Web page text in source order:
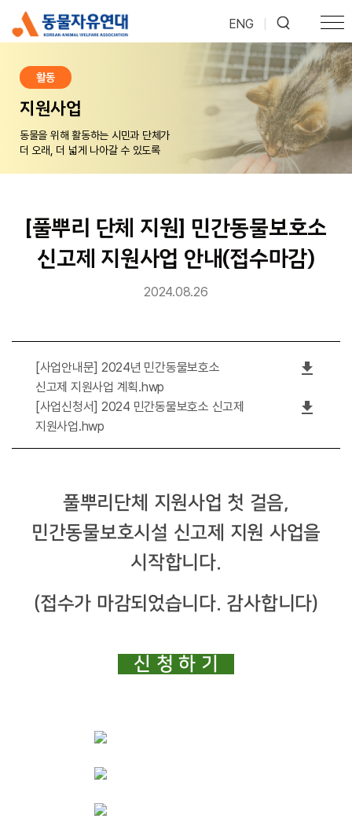
ENG
활동
지원사업
동물을 위해 활동하는 시민과 단체가
더 오래, 더 넓게 나아갈 수 있도록
[풀뿌리 단체 지원] 민간동물보호소
신고제 지원사업 안내(접수마감)
2024.08.26
[사업안내문] 2024년 민간동물보호소
신고제 지원사업 계획.hwp
file_download
[사업신청서] 2024 민간동물보호소 신고제
지원사업.hwp
file_download
풀뿌리단체 지원사업 첫 걸음,
민간동물보호시설 신고제 지원 사업을
시작합니다.
(접수가 마감되었습니다. 감사합니다)
신 청 하 기